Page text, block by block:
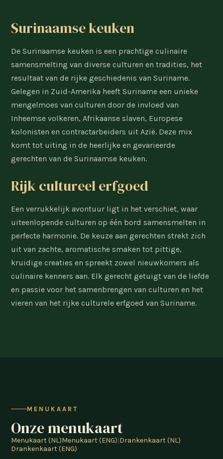
Surinaamse keuken
De Surinaamse keuken is een prachtige culinaire
samensmelting van diverse culturen en tradities, het
resultaat van de rijke geschiedenis van Suriname.
Gelegen in Zuid-Amerika heeft Suriname een unieke
mengelmoes van culturen door de invloed van
Inheemse volkeren, Afrikaanse slaven, Europese
kolonisten en contractarbeiders uit Azië. Deze mix
komt tot uiting in de heerlijke en gevarieerde
gerechten van de Surinaamse keuken.
Rijk cultureel erfgoed
Een verrukkelijk avontuur ligt in het verschiet, waar
uiteenlopende culturen op één bord samensmelten in
perfecte harmonie. De keuze aan gerechten strekt zich
uit van zachte, aromatische smaken tot pittige,
kruidige creaties en spreekt zowel nieuwkomers als
culinaire kenners aan. Elk gerecht getuigt van de liefde
en passie voor het samenbrengen van culturen en het
vieren van het rijke culturele erfgoed van Suriname.
MENUKAART
Onze menukaart
Menukaart (NL)Menukaart (ENG)|Drankenkaart (NL)
Drankenkaart (ENG)